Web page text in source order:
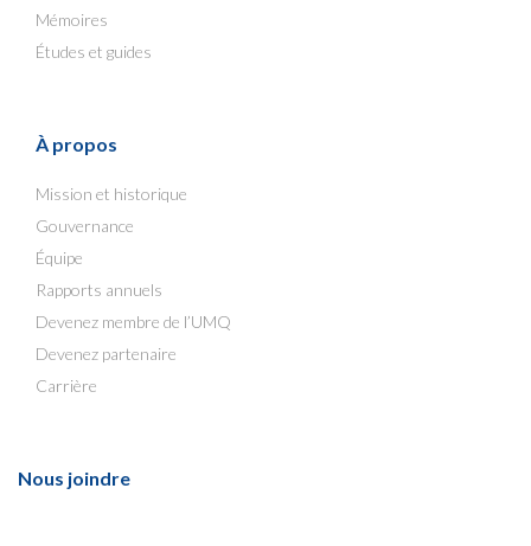
Mémoires
Études et guides
À propos
Mission et historique
Gouvernance
Équipe
Rapports annuels
Devenez membre de l’UMQ
Devenez partenaire
Carrière
Nous joindre